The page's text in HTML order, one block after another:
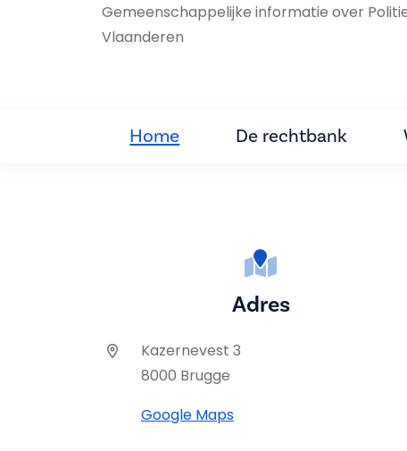
Gemeenschappelijke informatie over
Vlaanderen
Home De rechtbank
Adres
Kazernevest 3
8000 Brugge
Google Maps